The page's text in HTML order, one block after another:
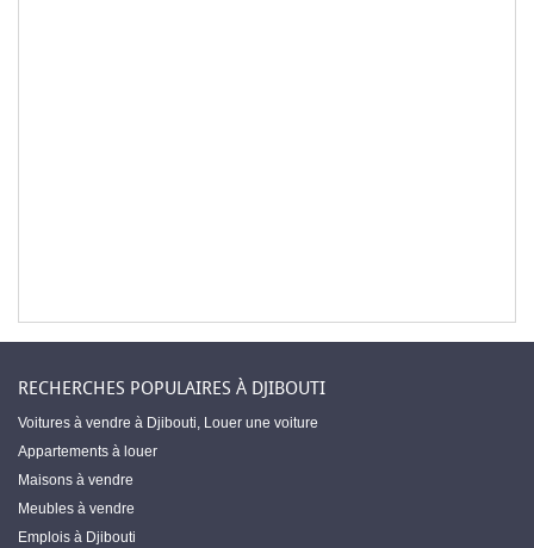
RECHERCHES POPULAIRES À DJIBOUTI
Voitures à vendre à Djibouti, Louer une voiture
Appartements à louer
Maisons à vendre
Meubles à vendre
Emplois à Djibouti